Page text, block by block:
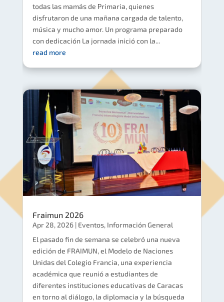
todas las mamás de Primaria, quienes
disfrutaron de una mañana cargada de talento,
música y mucho amor. Un programa preparado
con dedicación La jornada inició con la...
read more
Fraimun 2026
Apr 28, 2026| Eventos, Información General
El pasado fin de semana se celebró una nueva
edición de FRAIMUN, el Modelo de Naciones
Unidas del Colegio Francia, una experiencia
académica que reunió a estudiantes de
diferentes instituciones educativas de Caracas
en torno al diálogo, la diplomacia y la búsqueda